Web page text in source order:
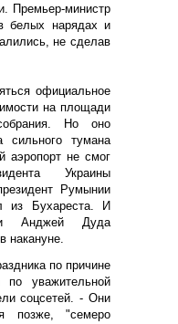
Премьер-министр
белых нарядах и
не сделав
официальное
на площади
Но оно
сильного тумана
аэропорт не смог
Украины
Румынии
из Бухареста. И
Анджей Дуда
накануне.
по причине
по уважительной
соцсетей. - Они
позже, "семеро